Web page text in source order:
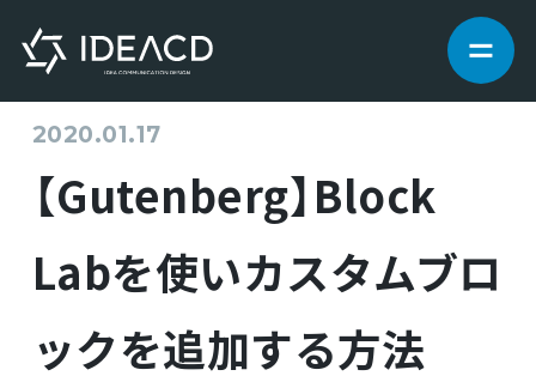
サービス
私たちについて
2020.01.17
【Gutenberg】Block
Labを使いカスタムブロ
ックを追加する方法